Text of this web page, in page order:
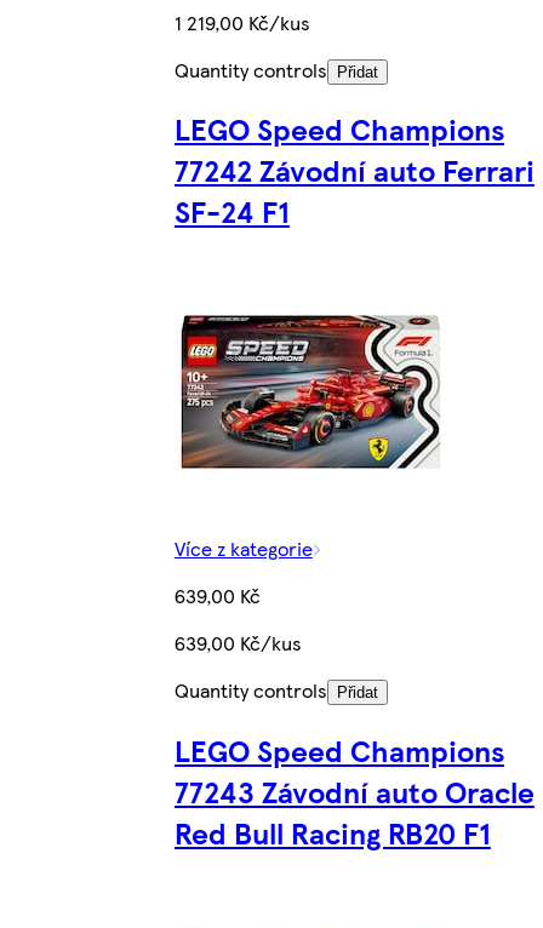
1 219,00 Kč/kus
Quantity controls
Přidat
LEGO Speed Champions
77242 Závodní auto Ferrari
SF-24 F1
Více z kategorie
639,00 Kč
639,00 Kč/kus
Quantity controls
Přidat
LEGO Speed Champions
77243 Závodní auto Oracle
Red Bull Racing RB20 F1